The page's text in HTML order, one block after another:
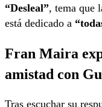
“Desleal”, tema que
está dedicado a
Fran Maira
amistad con
Tras escuchar su